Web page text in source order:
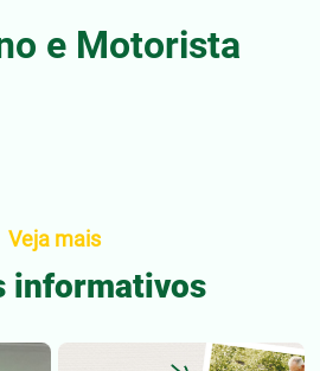
e Motorista
Veja mais
informativos